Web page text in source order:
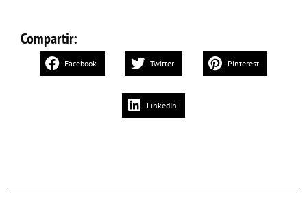
Compartir:
Facebook Twitter Pinterest
LinkedIn